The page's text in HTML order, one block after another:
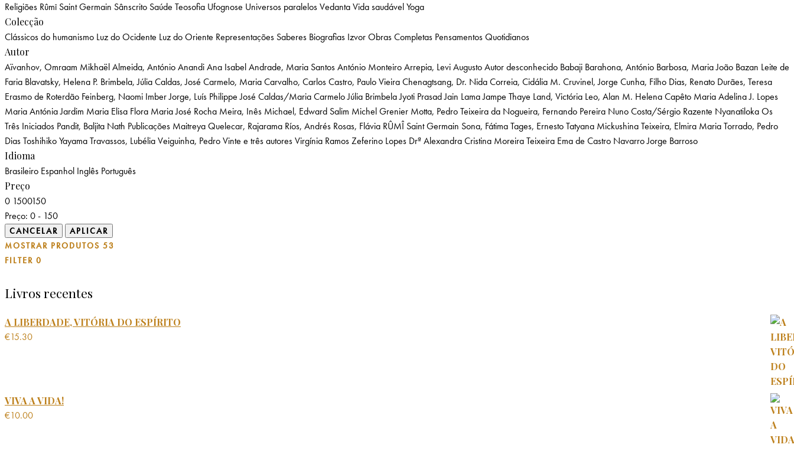
Religiões Rûmî Saint Germain Sânscrito Saúde Teosofia Ufognose Universos paralelosVedantaVida saudávelYoga
Colecção
Clássicos do humanismo Luz do Ocidente Luz do Oriente Representações Saberes Biografias IzvorObras Completas Pensamentos Quotidianos
Autor
Aïvanhov, Omraam MikhaëlAlmeida, AntónioAnandi Ana IsabelAndrade, Maria SantosAntónio MonteiroArrepia, Levi AugustoAutor desconhecido Babaji Barahona, António Barbosa, Maria João Bazan Leite de
Faria Blavatsky, Helena P. Brimbela, JúliaCaldas, José Carmelo, MariaCarvalho, CarlosCastro, Paulo VieiraChenagtsang, Dr. NidaCorreia, Cidália M. Cruvinel, Jorge Cunha, Filho Dias, Renato Durães, Teresa
Erasmo de Roterdão Feinberg, Naomi ImberJorge, Luís Philippe José Caldas/Maria CarmeloJúlia BrimbelaJyoti Prasad Jain Lama Jampe Thaye Land, Victória Leo, Alan M. Helena Capêto Maria Adelina J. Lopes
Maria Antónia Jardim Maria Elisa Flora Maria José Rocha Meira, Inês Michael, Edward Salim Michel Grenier Motta, Pedro Teixeira da Nogueira, Fernando Pereira Nuno Costa/Sérgio Razente NyanatilokaOs
Três Iniciados Pandit, Baljita Nath Publicações MaitreyaQuelecar, Rajarama Ríos, Andrés Rosas, Flávia RÛMÎ Saint Germain Sona, FátimaTages, ErnestoTatyana MickushinaTeixeira, Elmira MariaTorrado, Pedro
DiasToshihiko YayamaTravassos, LubéliaVeiguinha, PedroVinte e três autoresVirgínia RamosZeferino Lopes Drª Alexandra Cristina Moreira Teixeira Ema de Castro NavarroJorge Barroso
Idioma
Brasileiro Espanhol Inglês Português
Preço
0 1500150
Preço: 0 - 150
MOSTRAR PRODUTOS 53
FILTER 0
Livros recentes
A LIBERDADE, VITÓRIA DO ESPÍRITO
€15.30
VIVA A VIDA!
€10.00